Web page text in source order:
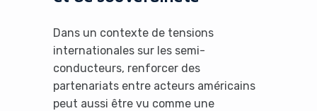
Dans un contexte de tensions
internationales sur les semi-
conducteurs, renforcer des
partenariats entre acteurs américains
peut aussi être vu comme une
No Thanks